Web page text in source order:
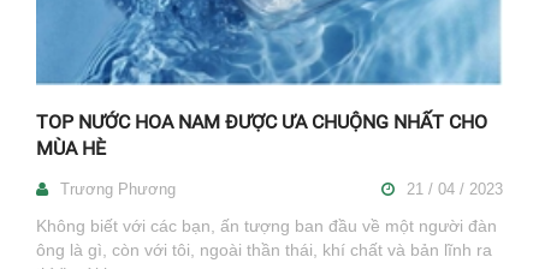
TOP NƯỚC HOA NAM ĐƯỢC ƯA CHUỘNG NHẤT CHO
MÙA HÈ
Trương Phương 21 / 04 / 2023
Không biết với các bạn, ấn tượng ban đầu về một người đàn
ông là gì, còn với tôi, ngoài thần thái, khí chất và bản lĩnh ra